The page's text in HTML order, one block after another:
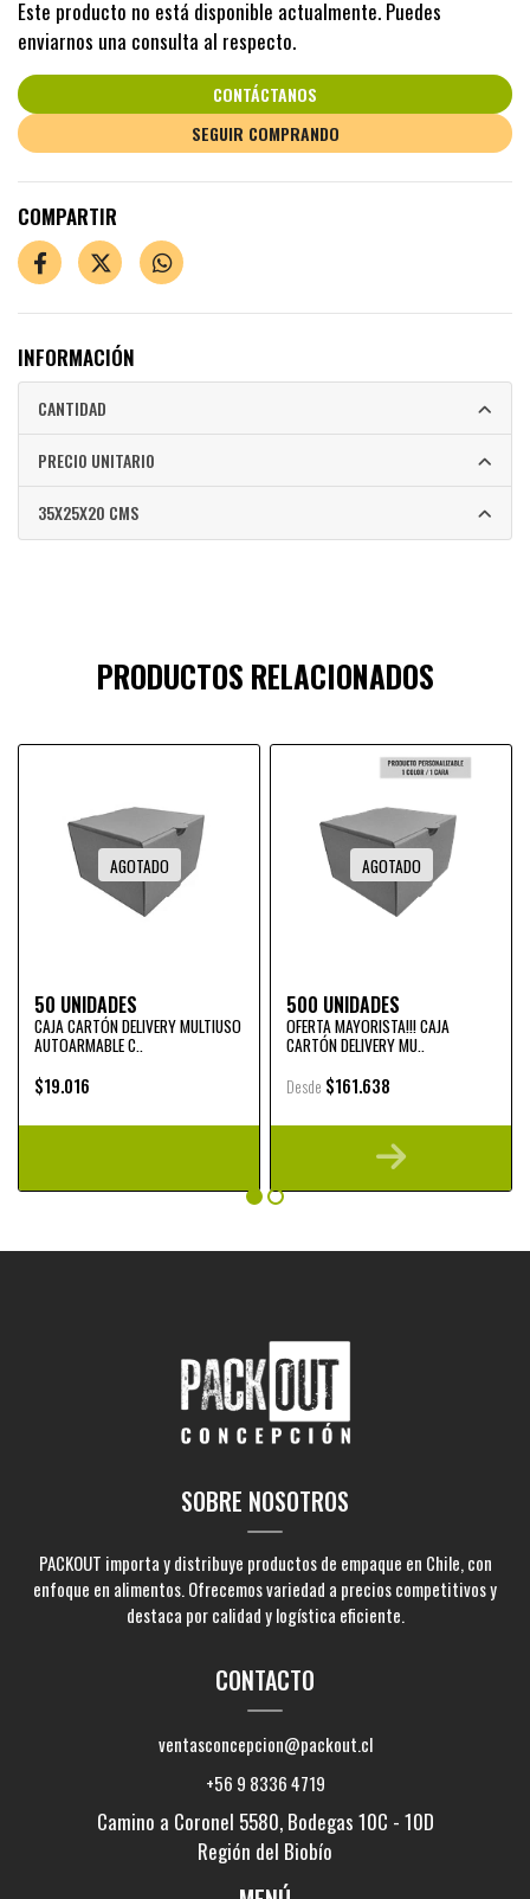
Este producto no está disponible actualmente. Puedes
enviarnos una consulta al respecto.
CONTÁCTANOS
SEGUIR COMPRANDO
COMPARTIR
INFORMACIÓN
CANTIDAD
PRECIO UNITARIO
35X25X20 CMS
PRODUCTOS RELACIONADOS
AGOTADO
50 UNIDADES
CAJA CARTÓN DELIVERY MULTIUSO
AUTOARMABLE C..
$19.016
AGOTADO
500 UNIDADES
OFERTA MAYORISTA!!! CAJA
CARTÓN DELIVERY MU..
Desde $161.638
SOBRE NOSOTROS
PACKOUT importa y distribuye productos de empaque en Chile, con
enfoque en alimentos. Ofrecemos variedad a precios competitivos y
destaca por calidad y logística eficiente.
CONTACTO
ventasconcepcion@packout.cl
+56 9 8336 4719
Camino a Coronel 5580, Bodegas 10C - 10D
Región del Biobío